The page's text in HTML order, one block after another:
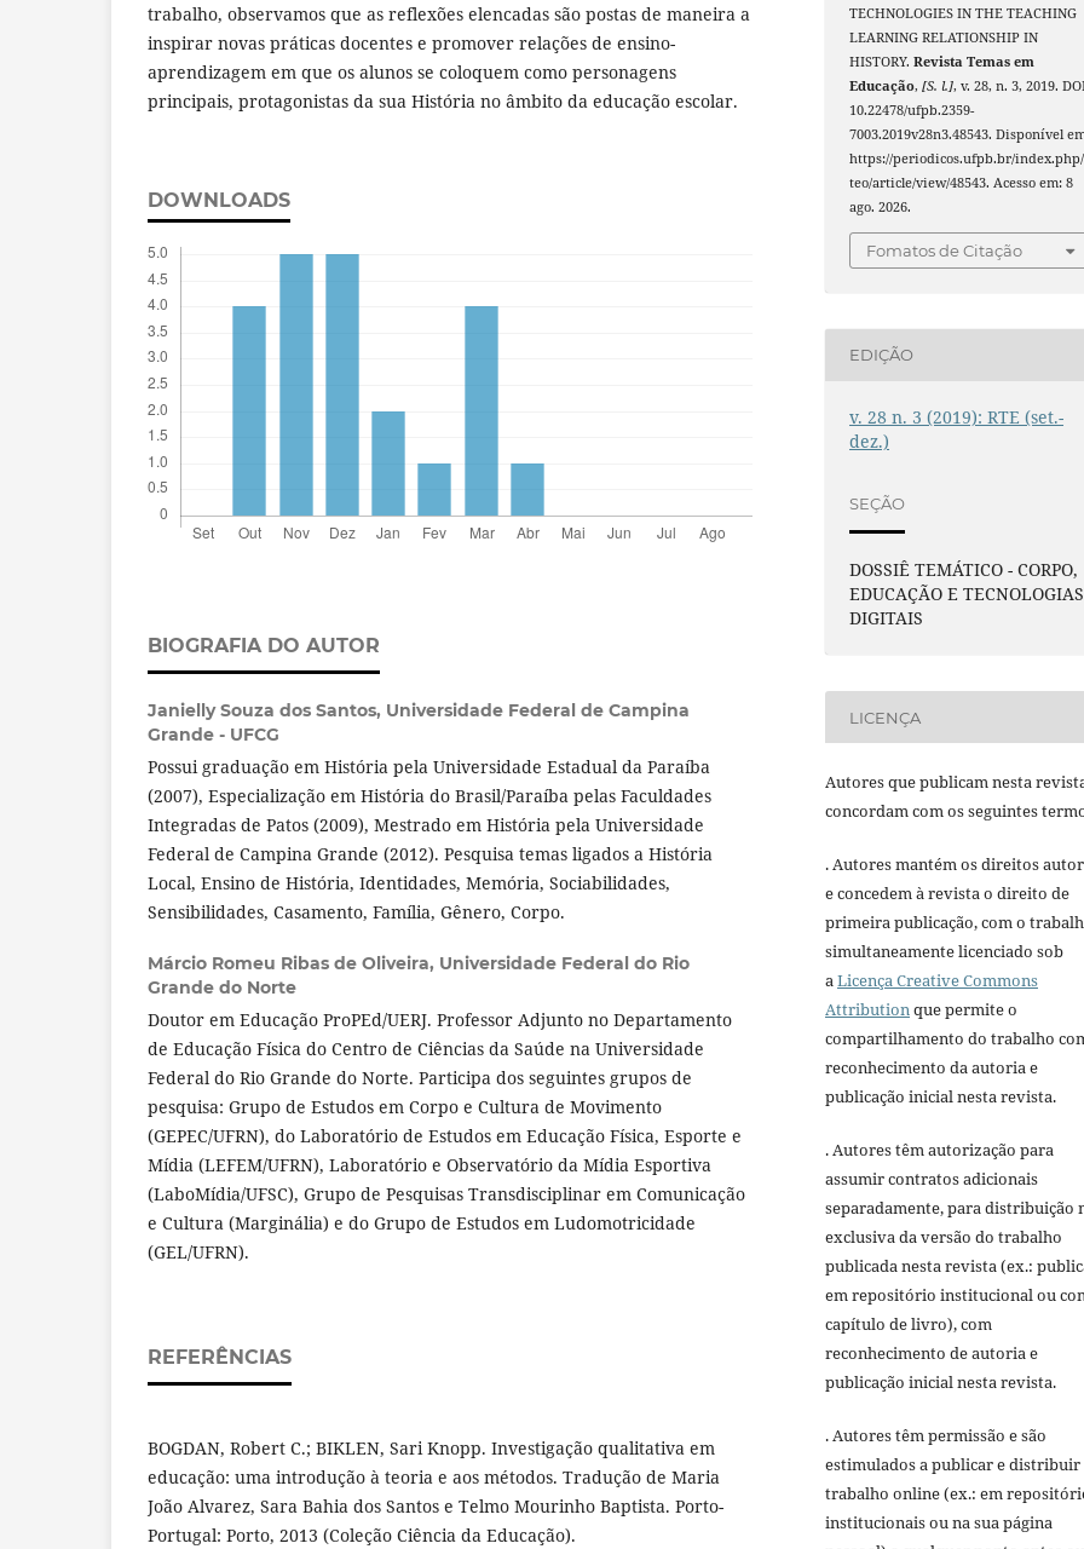
trabalho, observamos que as reflexões elencadas são postas de maneira a
inspirar novas práticas docentes e promover relações de ensino-
aprendizagem em que os alunos se coloquem como personagens
principais, protagonistas da sua História no âmbito da educação escolar.
DOWNLOADS
BIOGRAFIA DO AUTOR
Janielly Souza dos Santos, Universidade Federal de Campina
Grande - UFCG
Possui graduação em História pela Universidade Estadual da Paraíba
(2007), Especialização em História do Brasil/Paraíba pelas Faculdades
Integradas de Patos (2009), Mestrado em História pela Universidade
Federal de Campina Grande (2012). Pesquisa temas ligados a História
Local, Ensino de História, Identidades, Memória, Sociabilidades,
Sensibilidades, Casamento, Família, Gênero, Corpo.
Márcio Romeu Ribas de Oliveira, Universidade Federal do Rio
Grande do Norte
Doutor em Educação ProPEd/UERJ. Professor Adjunto no Departamento
de Educação Física do Centro de Ciências da Saúde na Universidade
Federal do Rio Grande do Norte. Participa dos seguintes grupos de
pesquisa: Grupo de Estudos em Corpo e Cultura de Movimento
(GEPEC/UFRN), do Laboratório de Estudos em Educação Física, Esporte e
Mídia (LEFEM/UFRN), Laboratório e Observatório da Mídia Esportiva
(LaboMídia/UFSC), Grupo de Pesquisas Transdisciplinar em Comunicação
e Cultura (Marginália) e do Grupo de Estudos em Ludomotricidade
(GEL/UFRN).
REFERÊNCIAS
BOGDAN, Robert C.; BIKLEN, Sari Knopp. Investigação qualitativa em
educação: uma introdução à teoria e aos métodos. Tradução de Maria
João Alvarez, Sara Bahia dos Santos e Telmo Mourinho Baptista. Porto-
Portugal: Porto, 2013 (Coleção Ciência da Educação).
TECHNOLOGIES IN THE TEACHING
LEARNING RELATIONSHIP IN
HISTORY.Revista Temas em
Educação,[S. l.], v. 28, n. 3, 2019.
10.22478/ufpb.2359-
7003.2019v28n3.48543. Disponível
https://periodicos.ufpb.br/
teo/article/view/48543. Acesso em: 8
ago. 2026.
Fomatos de Citação
EDIÇÃO
v. 28 n. 3 (2019): RTE (set.-
dez.)
SEÇÃO
DOSSIÊ TEMÁTICO - CORPO,
EDUCAÇÃO E TECNOLOGIAS
DIGITAIS
LICENÇA
Autores que publicam nesta
concordam com os seguintes
. Autores mantém os direitos
e concedem à revista o direito de
primeira publicação, com o
simultaneamente licenciado sob
aLicença Creative Commons
Attributionque permite o
compartilhamento do trabalho
reconhecimento da autoria e
publicação inicial nesta revista.
. Autores têm autorização para
assumir contratos adicionais
separadamente, para distribuição
exclusiva da versão do trabalho
publicada nesta revista (ex.:
em repositório institucional ou
capítulo de livro), com
reconhecimento de autoria e
publicação inicial nesta revista.
. Autores têm permissão e são
estimulados a publicar e distribuir
trabalho online (ex.: em
institucionais ou na sua página